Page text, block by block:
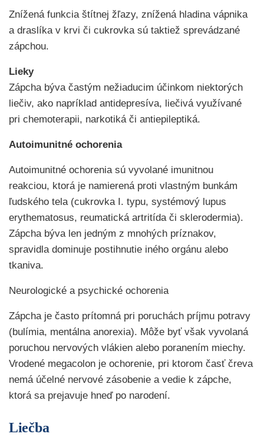
Znížená funkcia štítnej žľazy, znížená hladina vápnika
a draslíka v krvi či cukrovka sú taktiež sprevádzané
zápchou.
Lieky
Zápcha býva častým nežiaducim účinkom niektorých
liečiv, ako napríklad antidepresíva, liečivá využívané
pri chemoterapii, narkotiká či antiepileptiká.
Autoimunitné ochorenia
Autoimunitné ochorenia sú vyvolané imunitnou
reakciou, ktorá je namierená proti vlastným bunkám
ľudského tela (cukrovka I. typu, systémový lupus
erythematosus, reumatická artritída či sklerodermia).
Zápcha býva len jedným z mnohých príznakov,
spravidla dominuje postihnutie iného orgánu alebo
tkaniva.
Neurologické a psychické ochorenia
Zápcha je často prítomná pri poruchách príjmu potravy
(bulímia, mentálna anorexia). Môže byť však vyvolaná
poruchou nervových vlákien alebo poranením miechy.
Vrodené megacolon je ochorenie, pri ktorom časť čreva
nemá účelné nervové zásobenie a vedie k zápche,
ktorá sa prejavuje hneď po narodení.
Liečba